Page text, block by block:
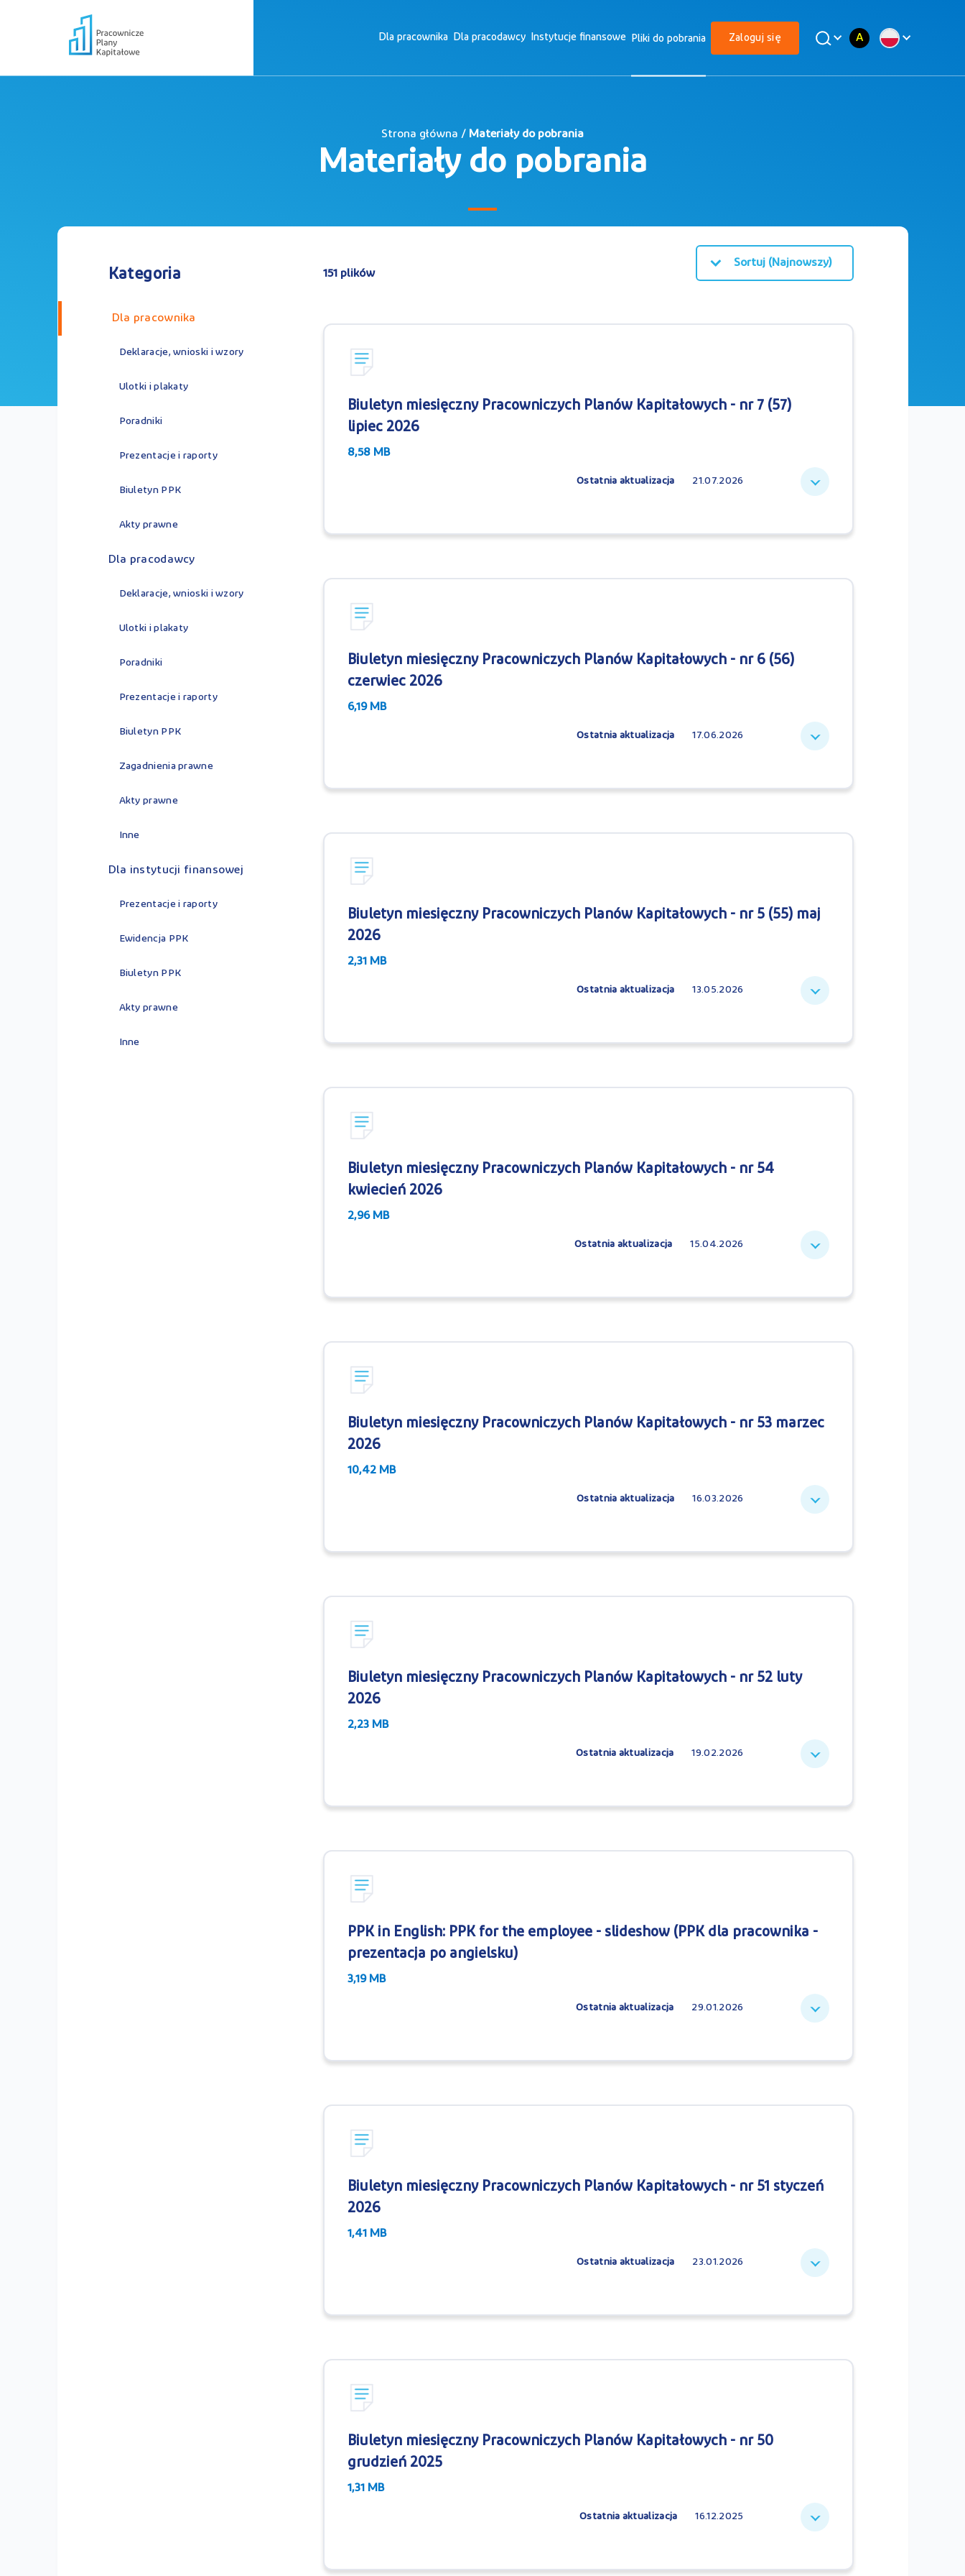
Dla pracownika Dla pracodawcy Instytucje finansowe Pliki do pobrania Zaloguj się A
Strona główna / Materiały do pobrania
Materiały do pobrania
Kategoria
Dla pracownika
Deklaracje, wnioski i wzory
Ulotki i plakaty
Poradniki
Prezentacje i raporty
Biuletyn PPK
Akty prawne
Dla pracodawcy
Deklaracje, wnioski i wzory
Ulotki i plakaty
Poradniki
Prezentacje i raporty
Biuletyn PPK
Zagadnienia prawne
Akty prawne
Inne
Dla instytucji finansowej
Prezentacje i raporty
Ewidencja PPK
Biuletyn PPK
Akty prawne
Inne
Sortuj (Najnowszy)
151 plików
Biuletyn miesięczny Pracowniczych Planów Kapitałowych - nr 50
grudzień 2025
1,31 MB
Ostatnia aktualizacja 16.12.2025
Biuletyn miesięczny Pracowniczych Planów Kapitałowych - nr 51 styczeń
2026
1,41 MB
Ostatnia aktualizacja 23.01.2026
PPK in English: PPK for the employee - slideshow (PPK dla pracownika -
prezentacja po angielsku)
3,19 MB
Ostatnia aktualizacja 29.01.2026
Biuletyn miesięczny Pracowniczych Planów Kapitałowych - nr 52 luty
2026
2,23 MB
Ostatnia aktualizacja 19.02.2026
Biuletyn miesięczny Pracowniczych Planów Kapitałowych - nr 53 marzec
2026
10,42 MB
Ostatnia aktualizacja 16.03.2026
Biuletyn miesięczny Pracowniczych Planów Kapitałowych - nr 54
kwiecień 2026
2,96 MB
Ostatnia aktualizacja 15.04.2026
Biuletyn miesięczny Pracowniczych Planów Kapitałowych - nr 5 (55) maj
2026
2,31 MB
Ostatnia aktualizacja 13.05.2026
Biuletyn miesięczny Pracowniczych Planów Kapitałowych - nr 6 (56)
czerwiec 2026
6,19 MB
Ostatnia aktualizacja 17.06.2026
Biuletyn miesięczny Pracowniczych Planów Kapitałowych - nr 7 (57)
lipiec 2026
8,58 MB
Ostatnia aktualizacja 21.07.2026